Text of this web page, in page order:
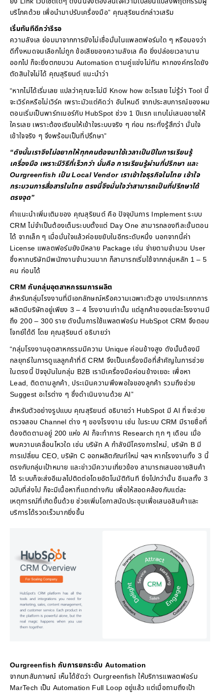
บริโภคด้วย เพื่อนำมาปรับเครื่องมือ” คุณสุริยนต์กล่าวเสริม
เริ่มทันทีดีกว่ารีรอ
ความลังเล ย่อมมาจากการยังไม่เชื่อมั่นในแพลตฟอร์มใด ๆ หรือมองว่า
ดีทั้งหมดจนเลือกไม่ถูก ข้อเสียของความลังเล คือ ยิ่งปล่อยเวลานาน
ออกไป ก็จะยิ่งตกขบวน Automation ตามคู่แข่งไม่ทัน หากองค์กรใดยัง
ตัดสินใจไม่ได้ คุณสุริยนต์ แนะนำว่า
“หากไม่ได้เริ่มเลย แปลว่าคุณจะไม่มี Know how อะไรเลย ไม่รู้ว่า Tool นี้
จะเวิร์คหรือไม่เวิร์ค เพราะมัวแต่คิดว่า อันไหนดี จากประสบการณ์ของผม
ตอนเริ่มเป็นพาร์ทเนอร์กับ HubSpot ช่วง 1 ปีแรก แทบไม่เสนอขายให้
ใครเลย เพราะต้องเรียนให้เข้าใจระบบจริง ๆ ก่อน กระทั่งรู้สึกว่า มั่นใจ
เข้าใจจริง ๆ จึงพร้อมเป็นที่ปรึกษา”
“ดังนั้นเราจึงไม่อยากให้ทุกคนต้องมาใช้เวลาเป็นปีในการเรียนรู้
เครื่องมือ เพราะมีวิธีที่เร็วกว่า นั่นคือ การเรียนรู้ผ่านที่ปรึกษา และ
Ourgreenfish เป็น Local Vendor เราเข้าใจธุรกิจในไทย เข้าใจ
กระบวนการสื่อสารในไทย ตรงนี้จึงมั่นใจว่าสามารถเป็นที่ปรึกษาได้
ตรงจุด”
คำแนะนำเพิ่มเติมของ คุณสุริยนต์ คือ ปัจจุบันการ Implement ระบบ
CRM ไม่จำเป็นต้องเต็มระบบตั้งแต่ Day One สามารถลองทีละขั้นตอน
ได้ จากเล็ก ๆ เมื่อมั่นใจแล้วค่อยขยับในอีกระดับหนึ่ง นอกจากนี้ค่า
License แพลตฟอร์มยังมีหลาย Package เช่น จ่ายตามจำนวน User
ซึ่งหากบริษัทมีพนักงานจำนวนมาก ก็สามารถเริ่มใช้จากกลุ่มหลัก 1 – 5
คน ก่อนได้
CRM กับกลุ่มอุตสาหกรรมการผลิต
สำหรับกลุ่มโรงงานที่มีเอกลักษณ์หรือความเฉพาะตัวสูง บางประเภทการ
ผลิตมีบริษัทอยู่เพียง 3 – 4 โรงงานเท่านั้น แต่ลูกค้าของแต่ละโรงงานมี
ถึง 200 – 300 ราย ดังนั้นการใช้แพลตฟอร์ม HubSpot CRM จึงตอบ
โจทย์ได้ดี โดย คุณสุริยนต์ อธิบายว่า
“กลุ่มโรงงานอุตสาหกรรมมีความ Unique ค่อนข้างสูง ดังนั้นต้องมี
กลยุทธ์ในการดูแลลูกค้าที่ดี CRM จึงเป็นเครื่องมือที่สำคัญในการช่วย
ในตรงนี้ ปัจจุบันในกลุ่ม B2B เรามีเครื่องมือค่อนข้างเยอะ เพื่อหา
Lead, ติดตามลูกค้า, ประเมินความพึงพอใจของลูกค้า รวมถึงช่วย
Suggest อะไรต่าง ๆ ซึ่งดำเนินงานด้วย AI”
สำหรับตัวอย่างรูปแบบ คุณสุริยนต์ อธิบายว่า HubSpot มี AI ที่จะช่วย
ตรวจสอบ Channel ต่าง ๆ ของโรงงาน เช่น ในระบบ CRM มีรายชื่อที่
ต้องติดตามอยู่ 200 แห่ง AI ก็จะทำการ Research ทุก ๆ เดือน เมื่อ
พบความเคลื่อนไหวใด เช่น บริษัท A กำลังมีโครงการใหม่, บริษัท B มี
การเปลี่ยน CEO, บริษัท C ออกผลิตภัณฑ์ใหม่ ฯลฯ หากโรงงานทั้ง 3 นี้
ตรงกับกลุ่มเป้าหมาย และข่าวมีความเกี่ยวข้อง สามารถเสนอขายสินค้า
ได้ ระบบก็จะส่งอีเมลไปติดต่อโดยอัตโนมัติทันที ยิ่งไปกว่านั้น อีเมลทั้ง 3
ฉบับที่ส่งไป ก็จะมีเนื้อหาที่แตกต่างกัน เพื่อให้สอดคล้องกับแต่ละ
เหตุการณ์ที่เกิดขึ้นด้วย ช่วยเพิ่มโอกาสนัดประชุมเพื่อเสนอสินค้าและ
บริการได้รวดเร็วมากยิ่งขึ้น
Ourgreenfish กับการยกระดับ Automation
จากบทสัมภาษณ์ เห็นได้ชัดว่า Ourgreenfish ให้บริการแพลตฟอร์ม
MarTech เป็น Automation Full Loop อยู่แล้ว แต่เมื่อถามถึงเป้า